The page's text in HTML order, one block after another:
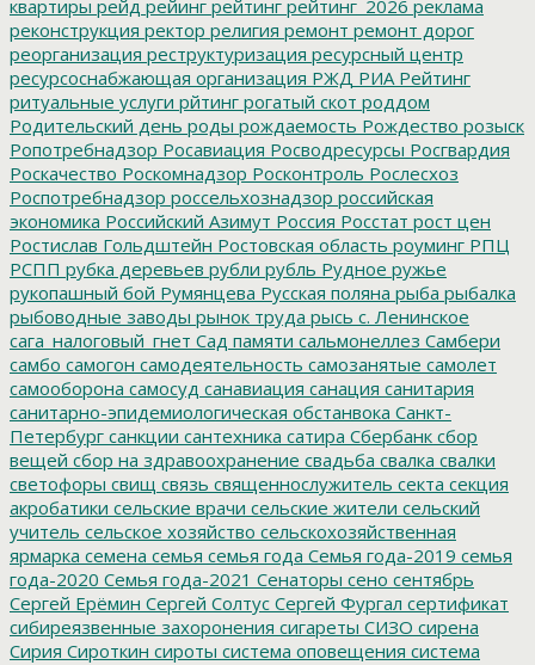
квартиры рейд рейинг рейтинг рейтинг_2026 реклама
реконструкция ректор религия ремонт ремонт дорог
реорганизация реструктуризация ресурсный центр
ресурсоснабжающая организация РЖД РИА Рейтинг
ритуальные услуги рйтинг рогатый скот роддом
Родительский день роды рождаемость Рождество розыск
Ропотребнадзор Росавиация Росводресурсы Росгвардия
Роскачество Роскомнадзор Росконтроль Рослесхоз
Роспотребнадзор россельхознадзор российская
экономика Российский Азимут Россия Росстат рост цен
Ростислав Гольдштейн Ростовская область роуминг РПЦ
РСПП рубка деревьев рубли рубль Рудное ружье
рукопашный бой Румянцева Русская поляна рыба рыбалка
рыбоводные заводы рынок труда рысь с. Ленинское
сага_налоговый_гнет Сад памяти сальмонеллез Самбери
самбо самогон самодеятельность самозанятые самолет
самооборона самосуд санавиация санация санитария
санитарно-эпидемиологическая обстанвока Санкт-
Петербург санкции сантехника сатира Сбербанк сбор
вещей сбор на здравоохранение свадьба свалка свалки
светофоры свищ связь священнослужитель секта секция
акробатики сельские врачи сельские жители сельский
учитель сельское хозяйство сельскохозяйственная
ярмарка семена семья семья года Семья года-2019 семья
года-2020 Семья года-2021 Сенаторы сено сентябрь
Сергей Ерёмин Сергей Солтус Сергей Фургал сертификат
сибиреязвенные захоронения сигареты СИЗО сирена
Сирия Сироткин сироты система оповещения система